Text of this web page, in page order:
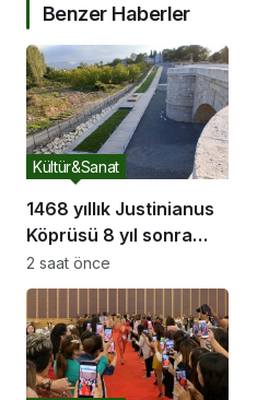
Benzer Haberler
1468 yıllık Justinianus
Köprüsü 8 yıl sonra
yeniden ziyarete açıldı
Kültür&Sanat
2 saat önce